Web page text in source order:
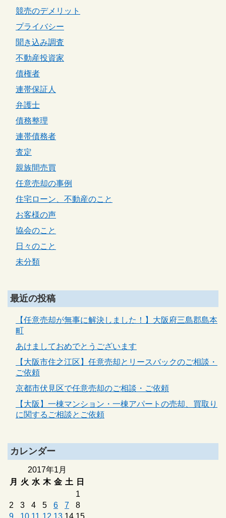
競売のデメリット
プライバシー
聞き込み調査
不動産投資家
債権者
連帯保証人
弁護士
債務整理
連帯債務者
査定
親族間売買
任意売却の事例
住宅ローン、不動産のこと
お客様の声
協会のこと
日々のこと
未分類
最近の投稿
【任意売却が無事に解決しました！】大阪府三島郡島本
町
あけましておめでとうございます
【大阪市住之江区】任意売却とリースバックのご相談・
ご依頼
京都市伏見区で任意売却のご相談・ご依頼
【大阪】一棟マンション・一棟アパートの売却、買取り
に関するご相談とご依頼
カレンダー
2017年1月
月
火 水 木 金 土
日
1
2
3 4 5 6 7
8
9
10 11 12 13 14 15